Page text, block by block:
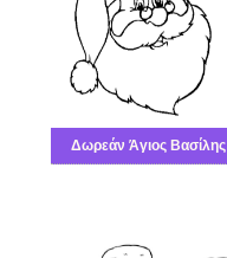
Δωρεάν Άγιος Βασίλης